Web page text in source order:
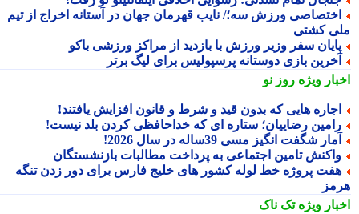
ورزش سه؛/ نایب قهرمان جهان در آستانه اخراج از تیم
کشتی
سفر وزیر ورزش با بازدید از مراکز ورزشی باکو
بازی دوستانه پرسپولیس برای لیگ برتر
ویژهروز نو
هایی که بدون قید و شرط و قانون افزایش یافتند!
رضاییان؛ ستاره ای که خداحافظی کردن بلد نیست!
شگفت انگیز مسی 39ساله در سال 2026!
تامین اجتماعی به پرداخت مطالبات بازنشستگان
پروژه خط لوله کشور های خلیج فارس برای دور زدن تنگه
ویژهتک ناک